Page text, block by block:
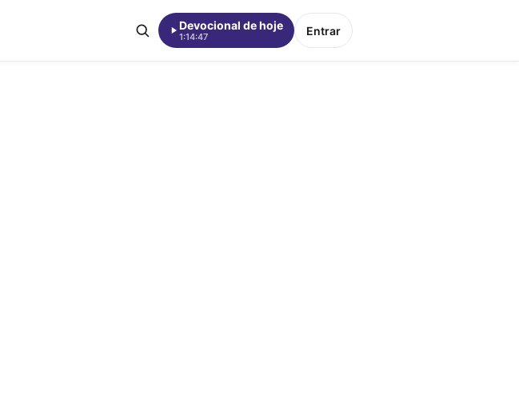
Devocional de hoje
1:14:47 Entrar